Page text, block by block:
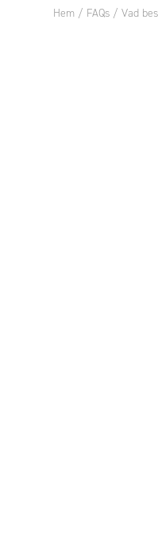
Hem / FAQs /Vad